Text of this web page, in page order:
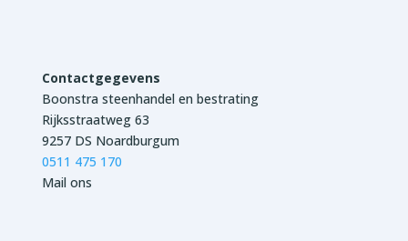
Contactgegevens
Boonstra steenhandel en bestrating
Rijksstraatweg 63
9257 DS Noardburgum
0511 475 170
Mail ons